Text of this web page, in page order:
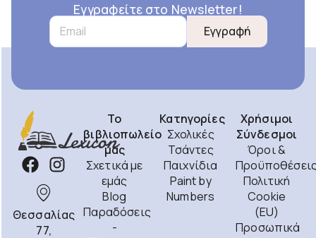
Εγγραφείτε στο Newsletter!
Εγγραφή
Θεσσαλίας
77,
Το
βιβλιοπωλείο
μας
Σχετικά με
εμάς
Blog
Παραδόσεις
-
Κατηγορίες
Σχολικές
Τσάντες
Παιχνίδια
Paint by
Numbers
Χρήσιμοι
Σύνδεσμοι
Όροι &
Πολιτική
Cookie
(EU)
Προσωπικά